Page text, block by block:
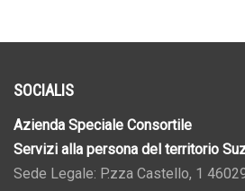
SOCIALIS
Azienda Speciale Consortile
Servizi alla persona del territorio
Sede Legale: P.zza Castello, 1